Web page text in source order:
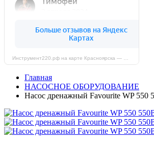
Главная
НАСОСНОЕ ОБОРУДОВАНИЕ
Насос дренажный Favourite WP 550